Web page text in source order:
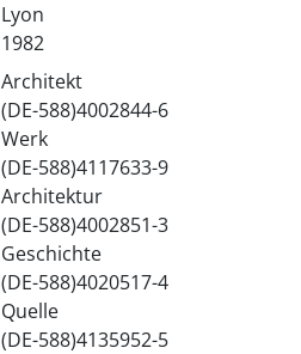
Lyon
1982
Architekt
(DE-588)4002844-6
Werk
(DE-588)4117633-9
Architektur
(DE-588)4002851-3
Geschichte
(DE-588)4020517-4
Quelle
(DE-588)4135952-5